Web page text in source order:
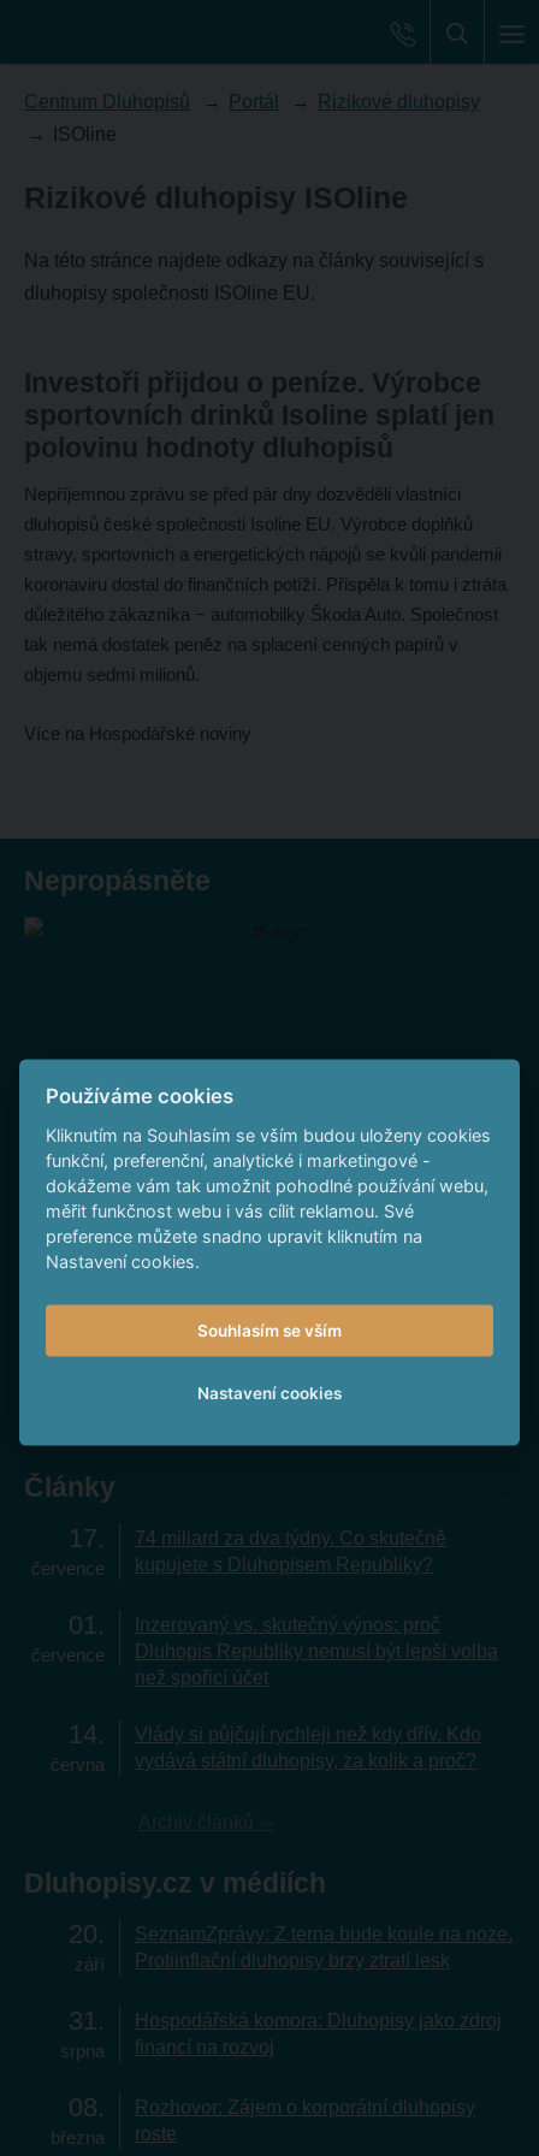
Centrum Dluhopisů Portál
Rizikové dluhopisy
ISOline
Rizikové dluhopisy ISOline
Na této stránce najdete odkazy na články související s
dluhopisy společnosti ISOline EU.
Investoři přijdou o peníze. Výrobce
sportovních drinků Isoline splatí jen
polovinu hodnoty dluhopisů
Nepříjemnou zprávu se před pár dny dozvěděli vlastníci
dluhopisů české společnosti Isoline EU. Výrobce doplňků
stravy, sportovních a energetických nápojů se kvůli pandemii
koronaviru dostal do finančních potíží. Přispěla k tomu i ztráta
důležitého zákazníka − automobilky Škoda Auto. Společnost
tak nemá dostatek peněz na splacení cenných papírů v
objemu sedmi milionů.
Více na Hospodářské noviny
Nepropásněte
Sledujte nás na Facebooku
To nejlepší na YouTube
Spočítejte si,
dluhopisech
Články
17
července
74 miliard za dva týdny. Co skutečně
kupujete s Dluhopisem Republiky?
01
července
Inzerovaný vs. skutečný výnos: proč
Dluhopis Republiky nemusí být lepší volba
než spořicí účet
14
června
Vlády si půjčují rychleji než kdy dřív. Kdo
vydává státní dluhopisy, za kolik a proč?
Dluhopisy.cz v médiích
20
září
SeznamZprávy: Z terna bude koule na noze.
Protiinflační dluhopisy brzy ztratí lesk
31
srpna
Hospodářská komora: Dluhopisy jako zdroj
financí na rozvoj
08
března
Rozhovor: Zájem o korporátní dluhopisy
roste
Používáme cookies
Kliknutím na Souhlasím se vším budou uloženy cookies
funkční, preferenční, analytické i marketingové -
dokážeme vám tak umožnit pohodlné používání webu,
měřit funkčnost webu i vás cílit reklamou. Své
preference můžete snadno upravit kliknutím na
Nastavení cookies.
Souhlasím se vším
Nastavení cookies